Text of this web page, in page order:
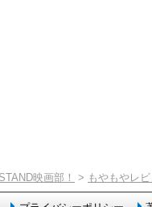
映画部！ > もやもやレ